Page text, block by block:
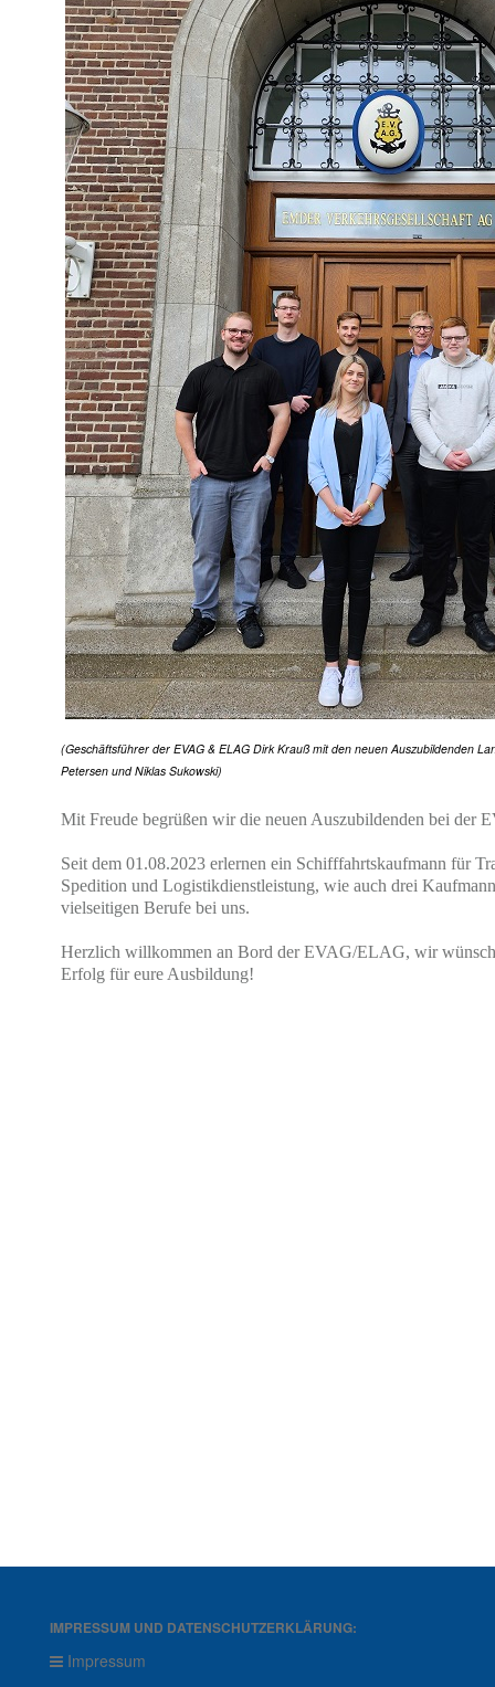
(Geschäftsführer der EVAG & ELAG Dirk Krauß mit den neuen Auszubildenden
Petersen und Niklas Sukowski)
Mit Freude begrüßen wir die neuen Auszubildenden bei der
Seit dem 01.08.2023 erlernen ein Schifffahrtskaufmann für
Spedition und Logistikdienstleistung, wie auch drei
vielseitigen Berufe bei uns.
Herzlich willkommen an Bord der EVAG/ELAG, wir
Erfolg für eure Ausbildung!
IMPRESSUM UND DATENSCHUTZERKLÄRUNG:
Impressum